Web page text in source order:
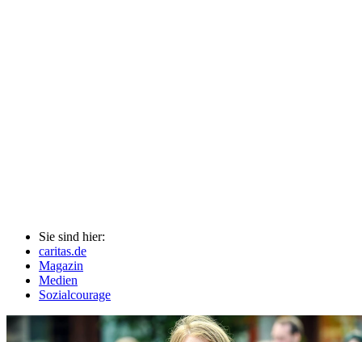
Sie sind hier:
caritas.de
Magazin
Medien
Sozialcourage